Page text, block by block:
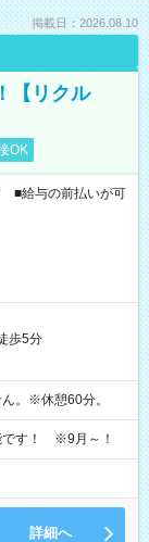
掲載日：2026.08.10
【リクル
OK
■給与の前払いが可
歩5分
。※休憩60分。
す！ ※9月～！
詳細へ